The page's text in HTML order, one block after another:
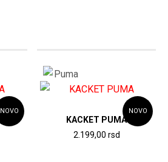
NOVO NOVO
KACKET PUMA
2.199,00 rsd